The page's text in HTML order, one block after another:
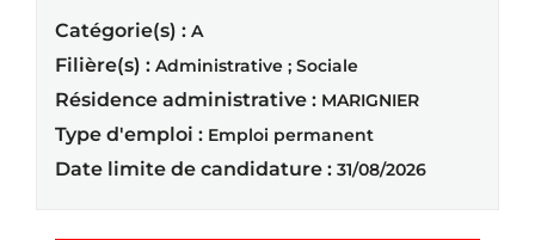
Catégorie(s) : A
Filière(s) : Administrative ; Sociale
Résidence administrative : MARIGNIER
Type d'emploi : Emploi permanent
Date limite de candidature : 31/08/2026